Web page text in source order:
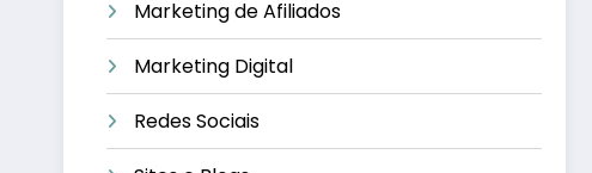
Marketing de Afiliados
Marketing Digital
Redes Sociais